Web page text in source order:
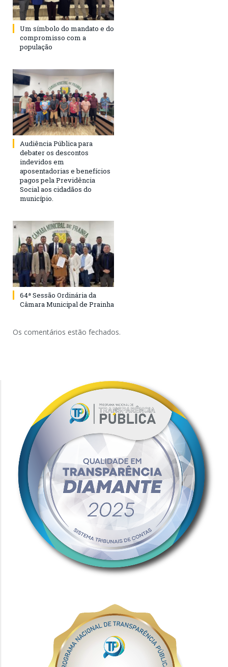
Um símbolo do mandato e do
compromisso com a
população
Audiência Pública para
debater os descontos
indevidos em
aposentadorias e benefícios
pagos pela Previdência
Social aos cidadãos do
município.
64ª Sessão Ordinária da
Câmara Municipal de Prainha
Os comentários estão fechados.